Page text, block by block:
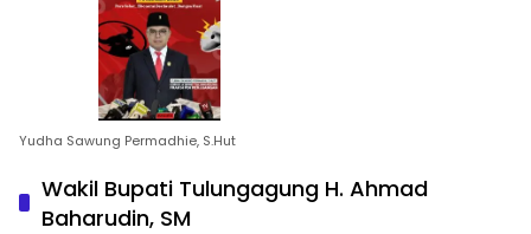
Yudha Sawung Permadhie, S.Hut
Wakil Bupati Tulungagung H. Ahmad
Baharudin, SM